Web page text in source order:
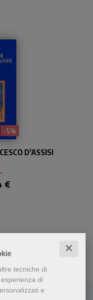
✕
tecniche di
di
e
- 5%
con
da
D'ASSISI
€